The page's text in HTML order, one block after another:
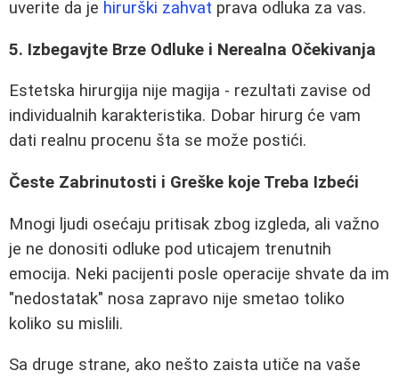
uverite da je hirurški zahvat prava odluka za vas.
5. Izbegavjte Brze Odluke i Nerealna Očekivanja
Estetska hirurgija nije magija - rezultati zavise od
individualnih karakteristika. Dobar hirurg će vam
dati realnu procenu šta se može postići.
Česte Zabrinutosti i Greške koje Treba Izbeći
Mnogi ljudi osećaju pritisak zbog izgleda, ali važno
je ne donositi odluke pod uticajem trenutnih
emocija. Neki pacijenti posle operacije shvate da im
"nedostatak" nosa zapravo nije smetao toliko
koliko su mislili.
Sa druge strane, ako nešto zaista utiče na vaše